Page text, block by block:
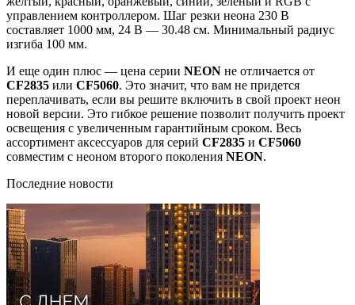
управлением контроллером. Шаг резки неона 230 В
составляет 1000 мм, 24 В — 30.48 см. Минимальный радиус
изгиба 100 мм.
И еще один плюс — цена серии NEON не отличается от
CF2835 или CF5060. Это значит, что вам не придется
переплачивать, если вы решите включить в свой проект неон
новой версии. Это гибкое решение позволит получить проект
освещения с увеличенным гарантийным сроком. Весь
ассортимент аксессуаров для серий CF2835 и CF5060
совместим с неоном второго поколения NEON.
Последние новости